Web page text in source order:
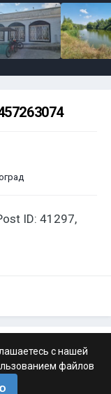
ID: 41297,
с нашей
файлов